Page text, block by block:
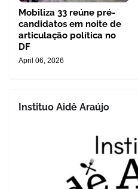
Mobiliza 33 reúne pré-
candidatos em noite de
articulação política no
DF
April 06, 2026
Instituo Aidê Araújo